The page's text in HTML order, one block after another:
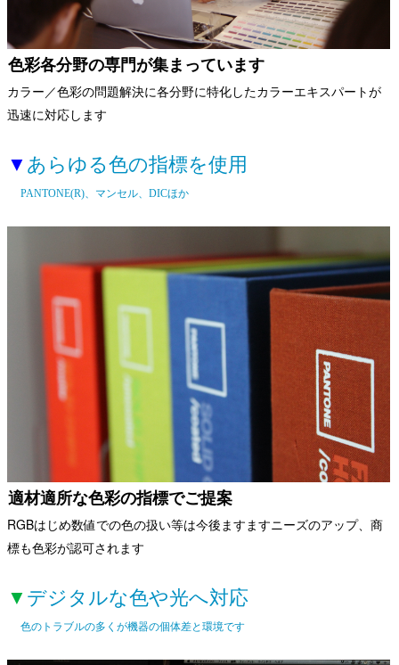
色彩各分野の専門が集まっています
カラー／色彩の問題解決に各分野に特化したカラーエキスパートが
迅速に対応します
▼ あらゆる色の指標を使用
PANTONE(R)、マンセル、DICほか
適材適所な色彩の指標でご提案
RGBはじめ数値での色の扱い等は今後ますますニーズのアップ、商
標も色彩が認可されます
▼ デジタルな色や光へ対応
色のトラブルの多くが機器の個体差と環境です